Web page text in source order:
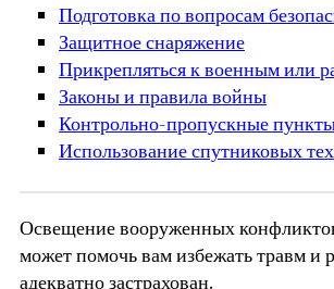
Подготовка по вопросам
Защитное снаряжение
Прикрепляться к военным или
Законы и правила войны
Контрольно-пропускные
Использование спутниковых
Освещение вооруженных
может помочь вам избежать травм